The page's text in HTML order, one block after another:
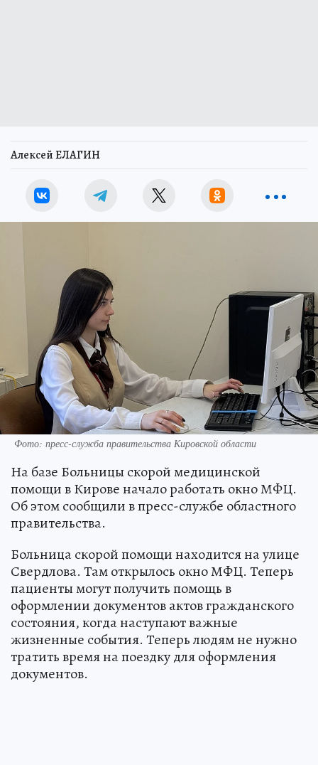
Алексей ЕЛАГИН
Фото: пресс-служба правительства Кировской области
На базе Больницы скорой медицинской
помощи в Кирове начало работать окно МФЦ.
Об этом сообщили в пресс-службе областного
правительства.
Больница скорой помощи находится на улице
Свердлова. Там открылось окно МФЦ. Теперь
пациенты могут получить помощь в
оформлении документов актов гражданского
состояния, когда наступают важные
жизненные события. Теперь людям не нужно
тратить время на поездку для оформления
документов.